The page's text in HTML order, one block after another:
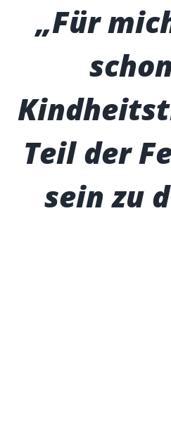
„Für
Teil der
sein zu